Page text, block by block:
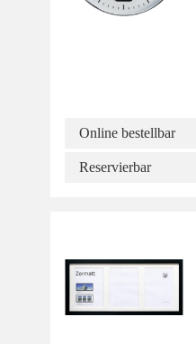
Online bestellbar
Reservierbar